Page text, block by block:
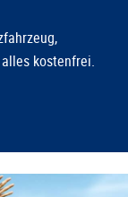
kostenfrei.